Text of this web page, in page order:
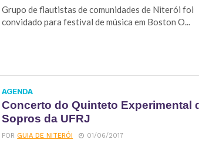
Grupo de flautistas de comunidades de Niterói foi
convidado para festival de música em Boston O...
AGENDA
Concerto do Quinteto Experimental
Sopros da UFRJ
PORGUIA DE NITERÓI 01/06/2017